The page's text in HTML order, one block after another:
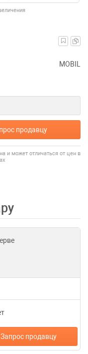
MOBIL
продавцу
и может отличаться от цен в
Запрос продавцу